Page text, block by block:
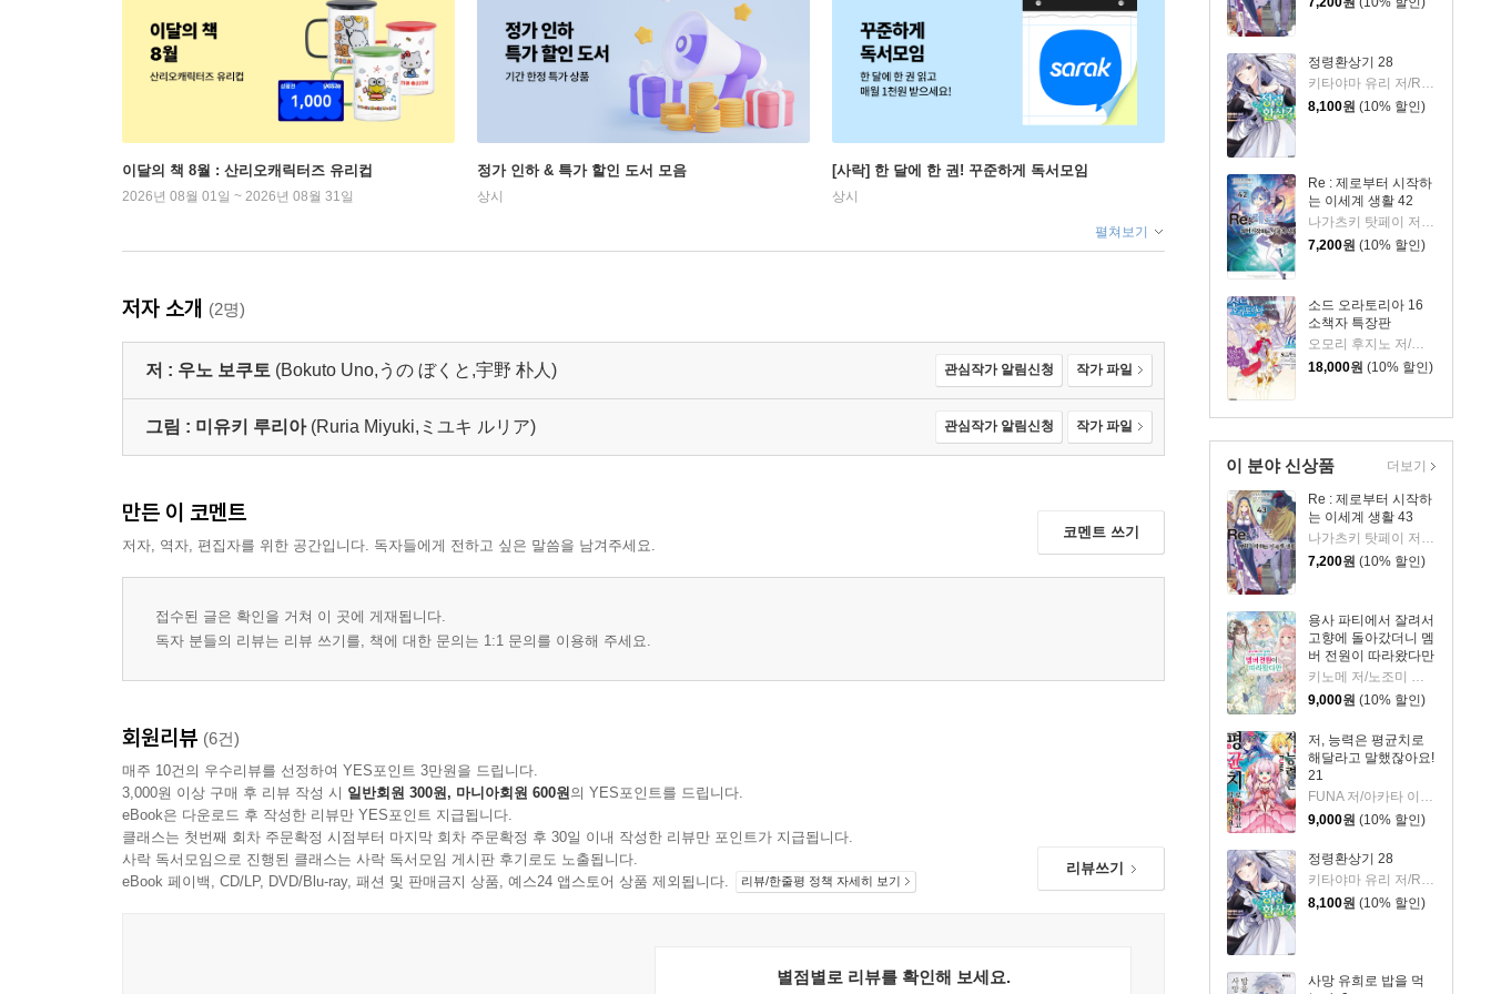
정령환상기 28
8,100원 (10% 할인)
Re : 제로부터 시작하
는 이세계 생활 42
나가츠키 탓페이 저/오츠카 신이치로 그림
7,200원 (10% 할인)
소드 오라토리아 16
소책자 특장판
18,000원 (10% 할인)
이 분야 신상품
Re : 제로부터 시작하
는 이세계 생활 43
나가츠키 탓페이 저/오츠카 신이치로 그림
7,200원 (10% 할인)
용사 파티에서 잘려서
고향에 돌아갔더니 멤
버 전원이 따라왔다만
5
키노메 저/노조미 그림/박정철 역
9,000원 (10% 할인)
저, 능력은 평균치로
해달라고 말했잖아요!
21
FUNA 저/아카타 이츠키 그림/조민정 역
9,000원 (10% 할인)
정령환상기 28
키타야마 유리 저/Riv 그림/이소정 역
8,100원 (10% 할인)
사망 유희로 밥을 먹
더보기
이달의 책 8월 : 산리오캐릭터즈 유리컵
2026년 08월 01일 ~ 2026년 08월 31일
정가 인하 & 특가 할인 도서 모음
상시
[사락] 한 달에 한 권! 꾸준하게 독서모임
상시
펼쳐보기
저자 소개 (2명)
저 : 우노 보쿠토 (Bokuto Uno,うの ぼくと,宇野 朴人) 관심작가 알림신청 작가 파일
그림 : 미유키 루리아 (Ruria Miyuki,ミユキ ルリア) 관심작가 알림신청 작가 파일
만든 이 코멘트
저자, 역자, 편집자를 위한 공간입니다. 독자들에게 전하고 싶은 말씀을 남겨주세요.
코멘트 쓰기
접수된 글은 확인을 거쳐 이 곳에 게재됩니다.
독자 분들의 리뷰는 리뷰 쓰기를, 책에 대한 문의는 1:1 문의를 이용해 주세요.
회원리뷰 (6건)
매주 10건의 우수리뷰를 선정하여 YES포인트 3만원을 드립니다.
3,000원 이상 구매 후 리뷰 작성 시 일반회원 300원, 마니아회원 600원의 YES포인트를 드립니다.
eBook은 다운로드 후 작성한 리뷰만 YES포인트 지급됩니다.
클래스는 첫번째 회차 주문확정 시점부터 마지막 회차 주문확정 후 30일 이내 작성한 리뷰만 포인트가 지급됩니다.
사락 독서모임으로 진행된 클래스는 사락 독서모임 게시판 후기로도 노출됩니다.
eBook 페이백, CD/LP, DVD/Blu-ray, 패션 및 판매금지 상품, 예스24 앱스토어 상품 제외됩니다.
리뷰/한줄평 정책 자세히 보기
리뷰쓰기
별점별로 리뷰를 확인해 보세요.